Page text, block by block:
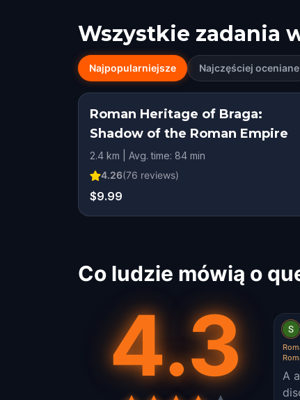
Wszystkie zadania
Najpopularniejsze Najczęściej oceniane
Roman Heritage of Braga:
Shadow of the Roman Empire
2.4 km | Avg. time: 84 min
4.26(76 reviews)
$9.99
Co ludzie mówią o
4.3
A